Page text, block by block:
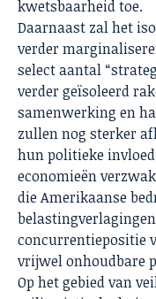
kwetsbaarheid toe.
Daarnaast zal het
verder
select aantal
verder geïsoleerd
samenwerking en
zullen nog sterker
hun politieke
economieën
die Amerikaanse
concurrentiepositie
vrijwel onhoudbare
Op het gebied van